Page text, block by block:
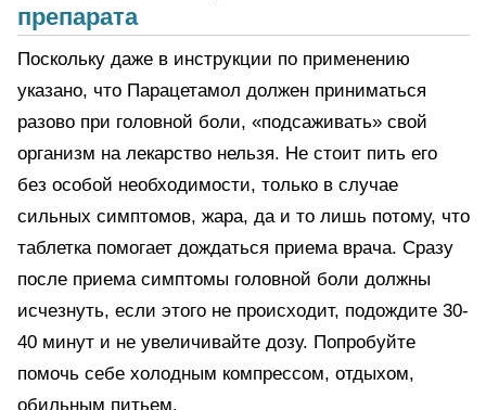
препарата
Поскольку даже в инструкции по применению
указано, что Парацетамол должен приниматься
разово при головной боли, «подсаживать» свой
организм на лекарство нельзя. Не стоит пить его
без особой необходимости, только в случае
сильных симптомов, жара, да и то лишь потому, что
таблетка помогает дождаться приема врача. Сразу
после приема симптомы головной боли должны
исчезнуть, если этого не происходит, подождите 30-
40 минут и не увеличивайте дозу. Попробуйте
помочь себе холодным компрессом, отдыхом,
обильным питьем.